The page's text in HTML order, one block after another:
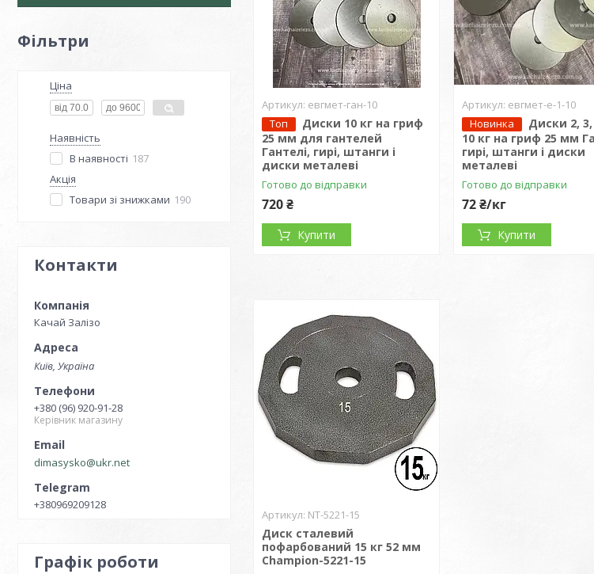
Фільтри
Ціна
Наявність
В наявності 187
Акція
Товари зі знижками 190
Контакти
Качай Залізо
Київ, Україна
+380 (96) 920-91-28
Керівник магазину
dimasysko@ukr.net
+380969209128
Графік роботи
евгмет-ган-10
Топ
Диски 10 кг на гриф
25 мм для гантелей
Гантелі, гирі, штанги і
диски металеві
Готово до відправки
720 ₴
Купити
евгмет-е-1-10
Новинка
Диски 2, 3,
10 кг на гриф 25 мм
гирі, штанги і диски
металеві
Готово до відправки
72 ₴/кг
Купити
NT-5221-15
Диск сталевий
пофарбований 15 кг 52 мм
Champion-5221-15